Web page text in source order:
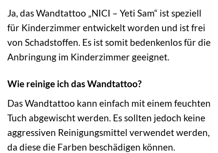
Ja, das Wandtattoo „NICI – Yeti Sam“ ist speziell
für Kinderzimmer entwickelt worden und ist frei
von Schadstoffen. Es ist somit bedenkenlos für die
Anbringung im Kinderzimmer geeignet.
Wie reinige ich das Wandtattoo?
Das Wandtattoo kann einfach mit einem feuchten
Tuch abgewischt werden. Es sollten jedoch keine
aggressiven Reinigungsmittel verwendet werden,
da diese die Farben beschädigen können.